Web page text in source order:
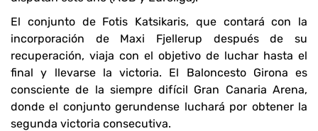
El conjunto de Fotis Katsikaris, que contará con la
incorporación de Maxi Fjellerup después de su
recuperación, viaja con el objetivo de luchar hasta el
final y llevarse la victoria. El Baloncesto Girona es
consciente de la siempre difícil Gran Canaria Arena,
donde el conjunto gerundense luchará por obtener la
segunda victoria consecutiva.